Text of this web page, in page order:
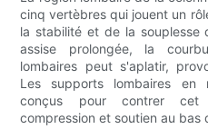
cinq vertèbres qui jouent un
la stabilité et de la souplesse
assise prolongée, la
lombaires peut s'aplatir,
Les supports lombaires en
conçus pour contrer cet
compression et soutien au bas